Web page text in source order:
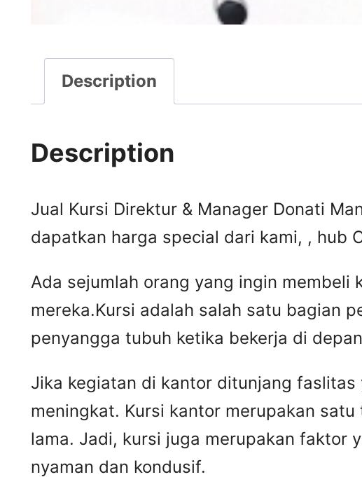
Description
Description
Jual Kursi Direktur & Manager Donati
dapatkan harga special dari kami, , hub
Ada sejumlah orang yang ingin
mereka.Kursi adalah salah satu bagian
penyangga tubuh ketika bekerja di
Jika kegiatan di kantor ditunjang
meningkat. Kursi kantor merupakan
lama. Jadi, kursi juga merupakan faktor
nyaman dan kondusif.